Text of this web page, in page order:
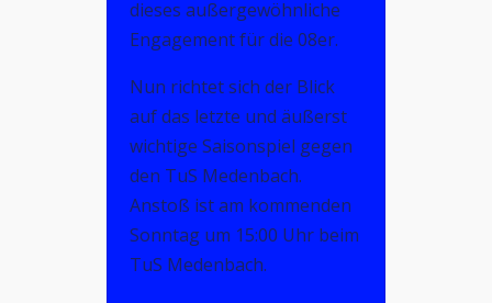
dieses außergewöhnliche
Engagement für die 08er.
Nun richtet sich der Blick
auf das letzte und äußerst
wichtige Saisonspiel gegen
den TuS Medenbach.
Anstoß ist am kommenden
Sonntag um 15:00 Uhr beim
TuS Medenbach.